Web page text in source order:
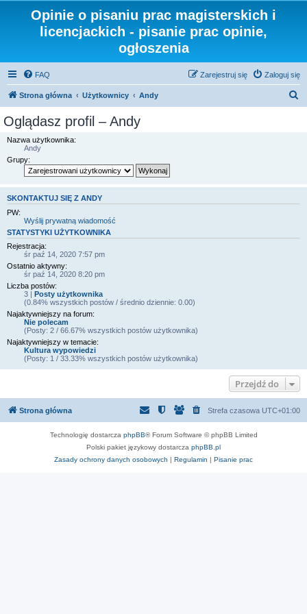
Opinie o pisaniu prac magisterskich i
licencjackich - pisanie prac opinie,
ogłoszenia
FAQ Zaloguj się
Zarejestruj się
Strona główna Użytkownicy Andy
Oglądasz profil – Andy
Nazwa użytkownika:
Andy
Grupy:
SKONTAKTUJ SIĘ Z ANDY
PW:
Wyślij prywatną wiadomość
STATYSTYKI UŻYTKOWNIKA
Rejestracja:
śr paź 14, 2020 7:57 pm
Ostatnio aktywny:
śr paź 14, 2020 8:20 pm
Liczba postów:
3 | Posty użytkownika
(0.84% wszystkich postów / średnio dziennie: 0.00)
Najaktywniejszy na forum:
Nie polecam
(Posty: 2 / 66.67% wszystkich postów użytkownika)
Najaktywniejszy w temacie:
Kultura wypowiedzi
(Posty: 1 / 33.33% wszystkich postów użytkownika)
Przejdź do
Strona główna Strefa czasowa UTC+01:00
Technologię dostarcza phpBB® Forum Software © phpBB Limited
Polski pakiet językowy dostarcza phpBB.pl
Zasady ochrony danych osobowych | Regulamin | Pisanie prac